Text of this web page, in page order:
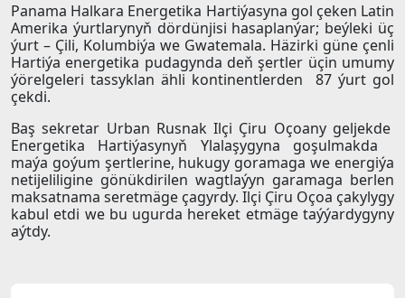
Panama Halkara Energetika Hartiýasyna gol çeken Latin
Amerika ýurtlarynyň dördünjisi hasaplanýar; beýleki üç
ýurt – Çili, Kolumbiýa we Gwatemala. Häzirki güne çenli
Hartiýa energetika pudagynda deň şertler üçin umumy
ýörelgeleri tassyklan ähli kontinentlerden 87 ýurt gol
çekdi.
Baş sekretar Urban Rusnak Ilçi Çiru Oçoany geljekde
Energetika Hartiýasynyň Ylalaşygyna goşulmakda
maýa goýum şertlerine, hukugy goramaga we energiýa
netijeliligine gönükdirilen wagtlaýyn garamaga berlen
maksatnama seretmäge çagyrdy. Ilçi Çiru Oçoa çakylygy
kabul etdi we bu ugurda hereket etmäge taýýardygyny
aýtdy.